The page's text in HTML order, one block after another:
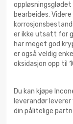
bearbeides.
er ikke utsatt for
har meget god
er også veldig
oksidasjon opp til
Du kan kjøpe
leverandør
din pålitelige